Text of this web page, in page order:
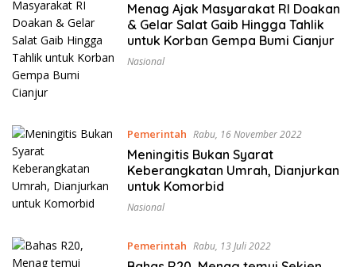
Menag Ajak Masyarakat RI Doakan
& Gelar Salat Gaib Hingga Tahlik
untuk Korban Gempa Bumi Cianjur
Nasional
Pemerintah Rabu, 16 November 2022
Meningitis Bukan Syarat
Keberangkatan Umrah, Dianjurkan
untuk Komorbid
Nasional
Pemerintah Rabu, 13 Juli 2022